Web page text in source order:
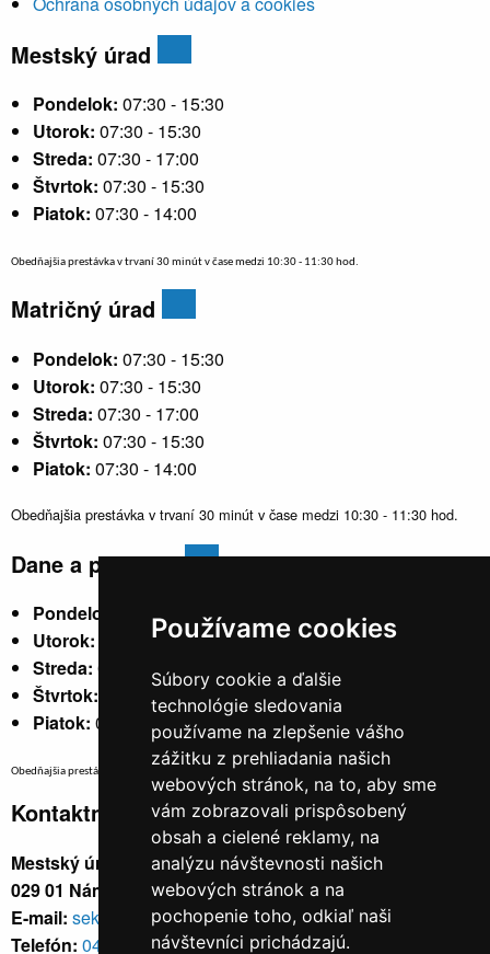
Používame cookies
Súbory cookie a ďalšie
technológie sledovania
používame na zlepšenie vášho
zážitku z prehliadania našich
webových stránok, na to, aby sme
vám zobrazovali prispôsobený
obsah a cielené reklamy, na
analýzu návštevnosti našich
webových stránok a na
pochopenie toho, odkiaľ naši
návštevníci prichádzajú.
Mestský úrad
Pondelok: 07:30 - 15:30
Utorok: 07:30 - 15:30
Streda: 07:30 - 17:00
Štvrtok: 07:30 - 15:30
Piatok: 07:30 - 14:00
Obedňajšia prestávka v trvaní 30 minút v čase medzi 10:30 - 11:30 hod.
Matričný úrad
Pondelok: 07:30 - 15:30
Utorok: 07:30 - 15:30
Streda: 07:30 - 17:00
Štvrtok: 07:30 - 15:30
Piatok: 07:30 - 14:00
Obedňajšia prestávka v trvaní 30 minút v čase medzi 10:30 - 11:30 hod.
Dane a poplatky
Pondelok:
07:30 - 15:30
Utorok:
nestránkový
Streda: 07:30 - 17:00
Štvrtok:
nestránkový
Piatok: 07:30 - 14:00
Obedňajšia prestávka v trvaní 30 minút v čase medzi 10:30 - 11:30 hod.
Kontaktné údaje
Mestský úrad, Cyrila a Metoda 329/6,
029 01 Námestovo
E-mail: sekretariat@namestovo.sk
Telefón: 043 5504711